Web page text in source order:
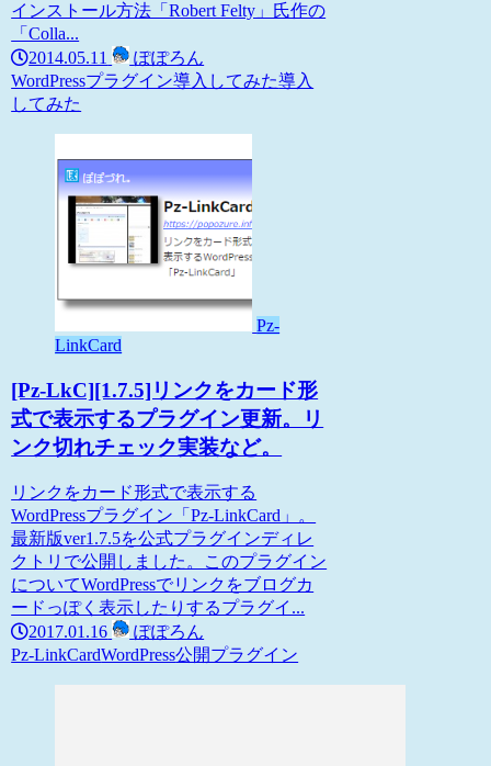
インストール方法「Robert Felty」氏作の
「Colla...
2014.05.11
ぽぽろん
WordPressプラグイン導入してみた導入
してみた
Pz-
LinkCard
[Pz-LkC][1.7.5]リンクをカード形
式で表示するプラグイン更新。リ
ンク切れチェック実装など。
リンクをカード形式で表示する
WordPressプラグイン「Pz-LinkCard」。
最新版ver1.7.5を公式プラグインディレ
クトリで公開しました。このプラグイン
についてWordPressでリンクをブログカ
ードっぽく表示したりするプラグイ...
2017.01.16
ぽぽろん
Pz-LinkCardWordPress公開プラグイン